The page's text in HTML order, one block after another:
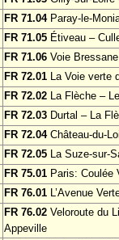
FR 71.04Paray-le-
FR 71.05 Étiveau –
FR 71.06 Voie
FR 72.01 La Voie verte
FR 72.02 La Flèche –
FR 72.03 Durtal – La
FR 72.04Château-du-
FR 72.05 La Suze-sur-
FR 75.01 Paris: Coulée
FR 76.01 L’Avenue
FR 76.02 Veloroute du
Appeville